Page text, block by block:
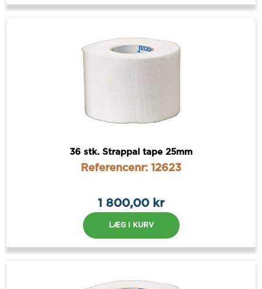
36 stk. Strappal tape 25mm
Referencenr: 12623
1 800,00 kr
LÆG I KURV